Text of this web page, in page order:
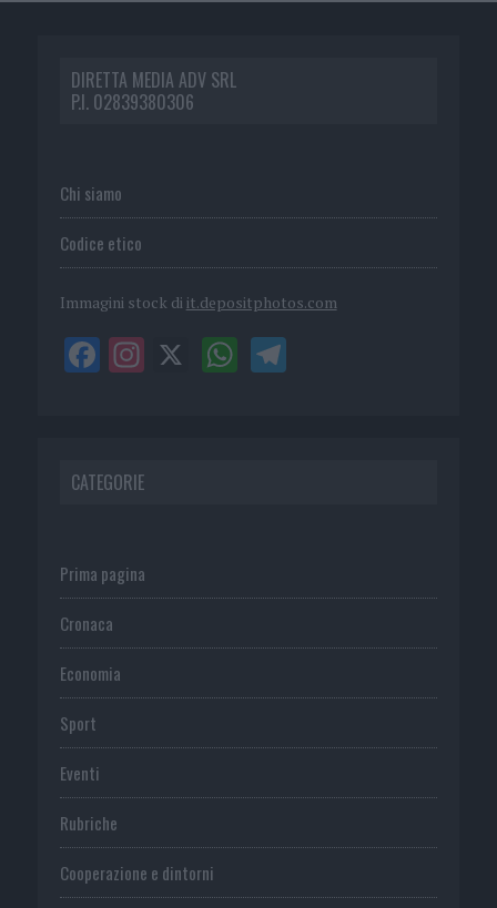
DIRETTA MEDIA ADV SRL
P.I. 02839380306
Chi siamo
Codice etico
Immagini stock di it.depositphotos.com
CATEGORIE
Prima pagina
Cronaca
Economia
Sport
Eventi
Rubriche
Cooperazione e dintorni